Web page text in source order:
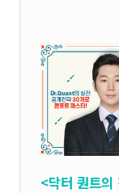
<닥터 퀀트